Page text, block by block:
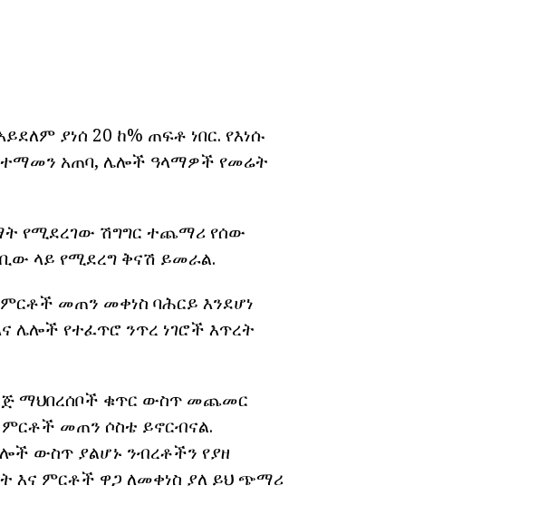
ያነሰ 20 ከ% ጠፍቶ ነበር. የእነሱ
አጠባ, ሌሎች ዓላማዎች የመሬት
የሚደረገው ሽግግር ተጨማሪ የሰው
ላይ የሚደረግ ቅናሽ ይመራል.
መጠን መቀነስ ባሕርይ እንደሆነ
ሌሎች የተፈጥሮ ንጥረ ነገሮች እጥረት
ማህበረሰቦች ቁጥር ውስጥ መጨመር
ምርቶች መጠን ሶስቴ ይኖርብናል.
ውስጥ ያልሆኑ ንብረቶችን የያዘ
ምርቶች ዋጋ ለመቀነስ ያለ ይህ ጭማሪ